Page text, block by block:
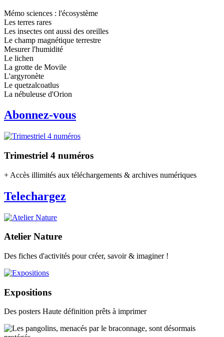
Mémo sciences : l'écosystème
Les terres rares
Les insectes ont aussi des oreilles
Le champ magnétique terrestre
Mesurer l'humidité
Le lichen
La grotte de Movile
L'argyronète
Le quetzalcoatlus
La nébuleuse d'Orion
Abonnez-vous
Trimestriel 4 numéros
+ Accès illimités aux téléchargements & archives numériques
Telechargez
Atelier Nature
Des fiches d'activités pour créer, savoir & imaginer !
Expositions
Des posters Haute définition prêts à imprimer